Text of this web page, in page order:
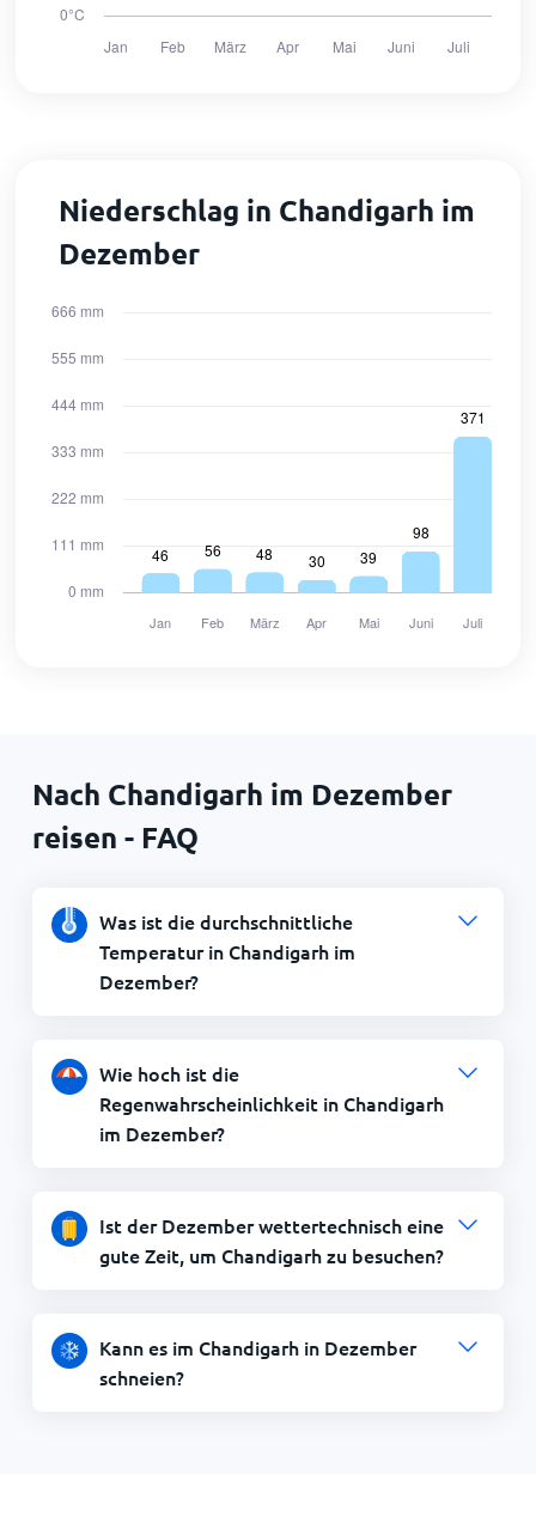
Niederschlag in Chandigarh im
Dezember
Nach Chandigarh im Dezember
reisen - FAQ
Was ist die durchschnittliche
Temperatur in Chandigarh im
Dezember?
Wie hoch ist die
Regenwahrscheinlichkeit in Chandigarh
im Dezember?
Ist der Dezember wettertechnisch eine
gute Zeit, um Chandigarh zu besuchen?
Kann es im Chandigarh in Dezember
schneien?